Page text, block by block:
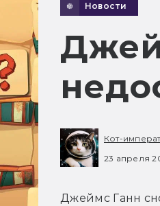
Новости
Кот-
23 апреля
Джеймс Ганн